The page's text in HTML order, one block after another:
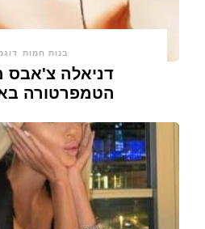
בנות חמות
דניאלה צ'אבס
הטמפרטורה